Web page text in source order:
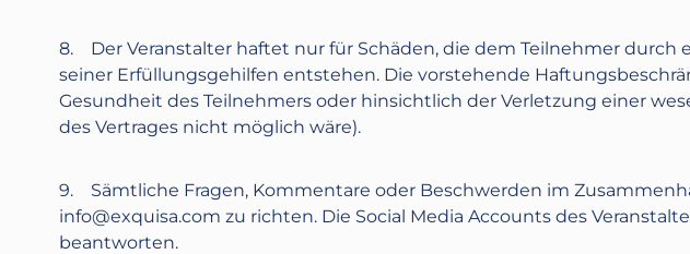
8. Der Veranstalter haftet nur für Schäden, die dem Teilnehmer durch
seiner Erfüllungsgehilfen entstehen. Die vorstehende
Gesundheit des Teilnehmers oder hinsichtlich der Verletzung einer
des Vertrages nicht möglich wäre).
9. Sämtliche Fragen, Kommentare oder Beschwerden im
info@exquisa.com zu richten. Die Social Media Accounts des
beantworten.